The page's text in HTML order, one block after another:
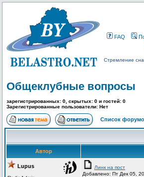
FAQ
Стремление
Общеклубные вопросы
зарегистрированных: 0, скрытых: 0 и гостей: 0
Зарегистрированные пользователи: Нет
Список
Автор
Lupus
Линк на пост
Добавлено: Пт Дек 05,